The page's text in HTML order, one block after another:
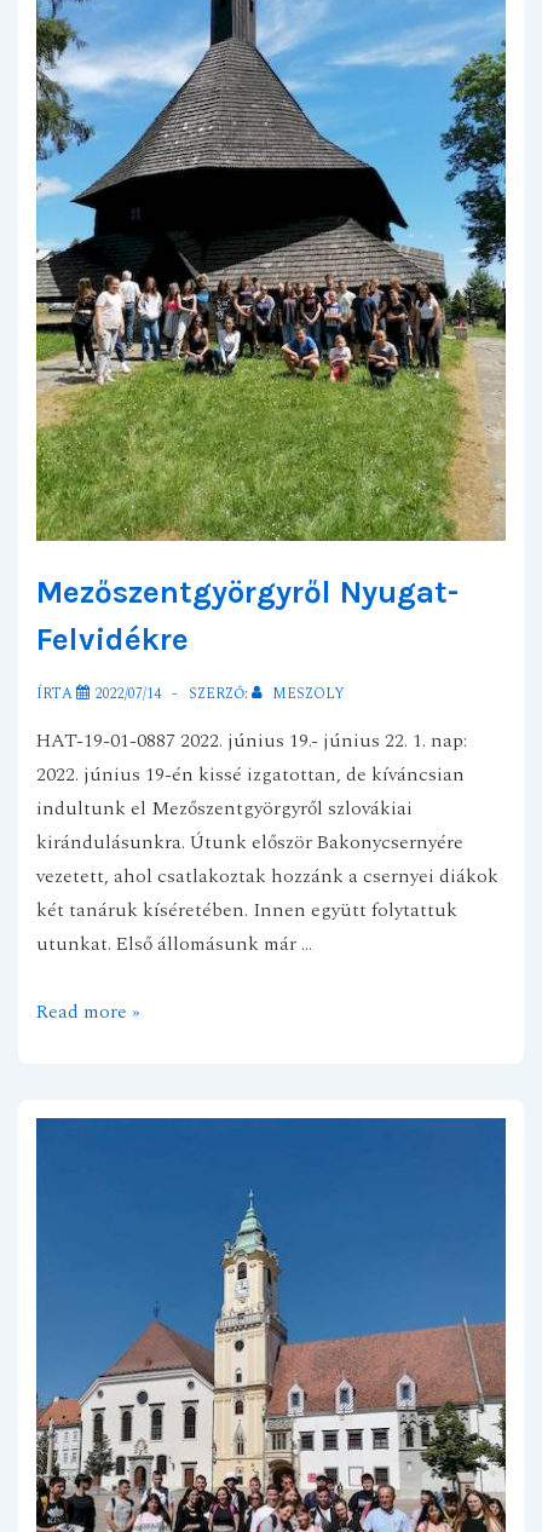
Mezőszentgyörgyről Nyugat-
Felvidékre
ÍRTA 2022/07/14 SZERZŐ: MESZOLY
HAT-19-01-0887 2022. június 19.- június 22. 1. nap:
2022. június 19-én kissé izgatottan, de kíváncsian
indultunk el Mezőszentgyörgyről szlovákiai
kirándulásunkra. Útunk először Bakonycsernyére
vezetett, ahol csatlakoztak hozzánk a csernyei diákok
két tanáruk kíséretében. Innen együtt folytattuk
utunkat. Első állomásunk már …
Mezőszentgyörgyről
Read more »